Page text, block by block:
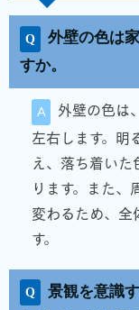
外壁の色は
すか。
外壁の色は
左右します。明
え、落ち着いた
ります。また、
変わるため、全
す。
景観を意識